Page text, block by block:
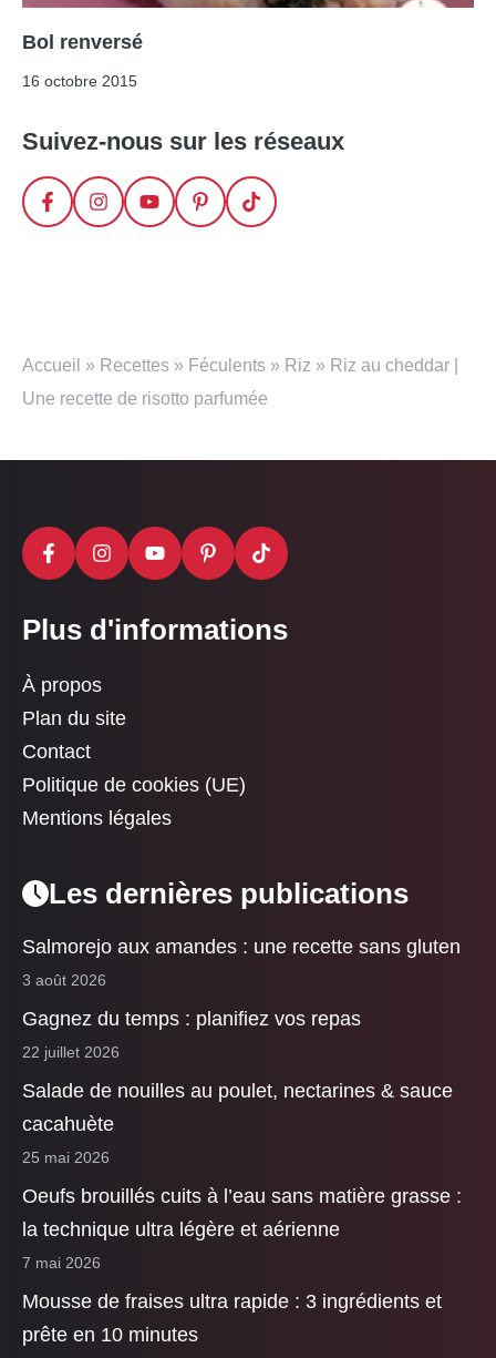
Bol renversé
16 octobre 2015
Suivez-nous sur les réseaux
Accueil » Recettes » Féculents » Riz » Riz au cheddar |
Une recette de risotto parfumée
Plus d'informations
À propos
Plan du site
Contact
Politique de cookies (UE)
Mentions légales
Les dernières publications
Salmorejo aux amandes : une recette sans gluten
3 août 2026
Gagnez du temps : planifiez vos repas
22 juillet 2026
Salade de nouilles au poulet, nectarines & sauce
cacahuète
25 mai 2026
Oeufs brouillés cuits à l’eau sans matière grasse :
la technique ultra légère et aérienne
7 mai 2026
Mousse de fraises ultra rapide : 3 ingrédients et
prête en 10 minutes